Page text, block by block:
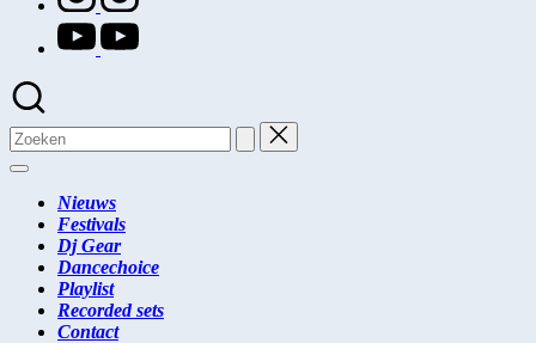
youtube.com
Zoeken
naar:
Nieuws
Festivals
Dj Gear
Dancechoice
Playlist
Recorded sets
Contact